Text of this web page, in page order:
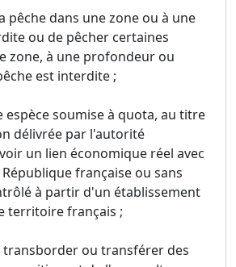
pêche dans une zone ou à une
ou de pêcher certaines
zone, à une profondeur ou
est interdite ;
espèce soumise à quota, au titre
délivrée par l'autorité
un lien économique réel avec
française ou sans
à partir d'un établissement
territoire français ;
transborder ou transférer des